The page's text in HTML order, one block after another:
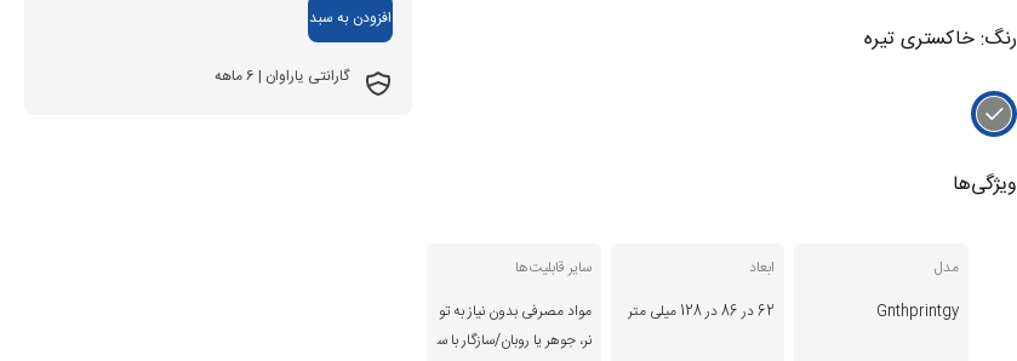
رنگ: خاکستری تیره
ویژگی‌ها
مدل
Gnthprintgy
ابعاد
62 در 86 در 128 میلی متر
سایر قابلیت‌ها
مواد مصرفی بدون نیاز به تو
نر، جوهر یا روبان/سازگار با س
افزودن به سبد
گارانتی یاراوان | 6 ماهه